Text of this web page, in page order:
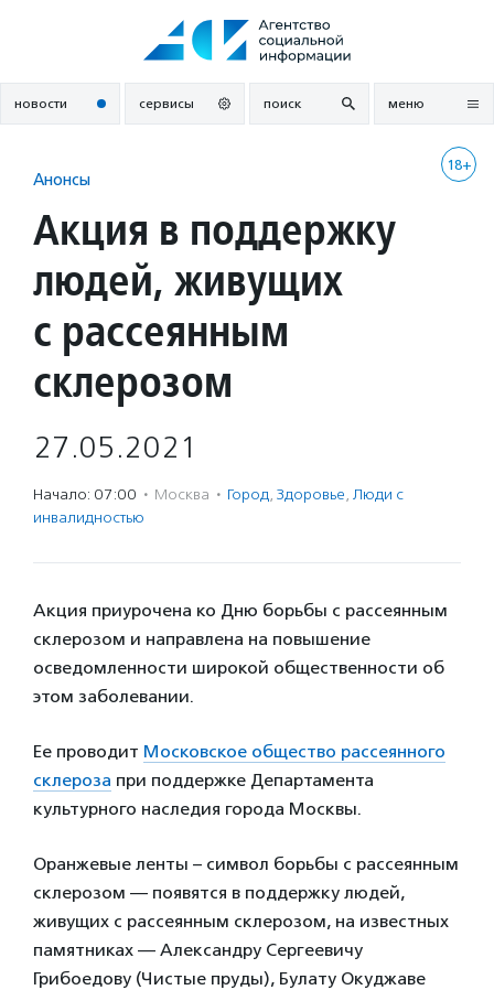
новости сервисы поиск меню
18+
Анонсы
Акция в поддержку
людей, живущих
с рассеянным
склерозом
27.05.2021
Начало: 07:00 · Москва · Город, Здоровье, Люди с
инвалидностью
Акция приурочена ко Дню борьбы с рассеянным
склерозом и направлена на повышение
осведомленности широкой общественности об
этом заболевании.
Ее проводит Московское общество рассеянного
склероза при поддержке Департамента
культурного наследия города Москвы.
Оранжевые ленты – символ борьбы с рассеянным
склерозом — появятся в поддержку людей,
живущих с рассеянным склерозом, на известных
памятниках — Александру Сергеевичу
Грибоедову (Чистые пруды), Булату Окуджаве